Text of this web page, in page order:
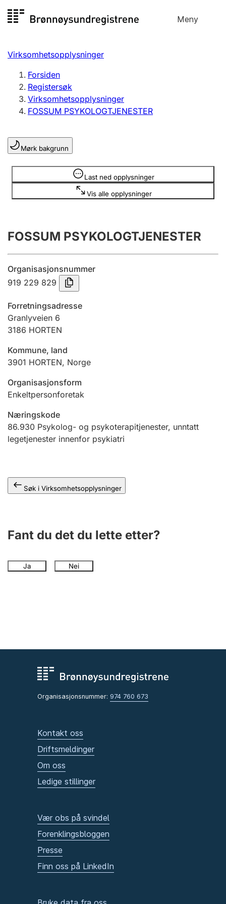
til
Meny
Registersøk
Aksjeselskap
Enkeltpersonforetak
Registrere, endre, slette
Lag og forening
Registrere, endre, slette
Årsregnskap
Innsending og forsinkelsesgebyr
Tinglysing
Jeger
Ektepaktveileder
Offentlig sektor
Virksomhetsopplysninger
Forsiden
Registersøk
Virksomhetsopplysninger
FOSSUM PSYKOLOGTJENESTER
Mørk bakgrunn
Last ned opplysninger
Vis alle opplysninger
Opplysninger er skjult
FOSSUM PSYKOLOGTJENESTER
Organisasjonsnummer
919 229 829
Forretningsadresse
Granlyveien 6
3186 HORTEN
Kommune, land
3901 HORTEN, Norge
Organisasjonsform
Enkeltpersonforetak
Næringskode
86.930 Psykolog- og psykoterapitjenester, unntatt
legetjenester innenfor psykiatri
Søk i Virksomhetsopplysninger
Fant du det du lette etter?
Ja Nei
Organisasjonsnummer: 974 760 673
Kontakt oss
Driftsmeldinger
Om oss
Ledige stillinger
Vær obs på svindel
Forenklingsbloggen
Presse
Finn oss på LinkedIn